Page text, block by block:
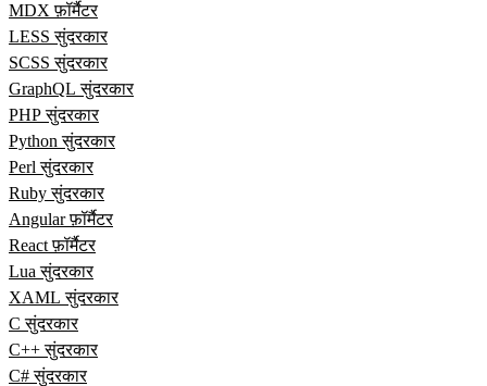
MDX फ़ॉर्मैटर
LESS सुंदरकार
SCSS सुंदरकार
GraphQL सुंदरकार
PHP सुंदरकार
Python सुंदरकार
Perl सुंदरकार
Ruby सुंदरकार
Angular फ़ॉर्मैटर
React फ़ॉर्मैटर
Lua सुंदरकार
XAML सुंदरकार
C सुंदरकार
C++ सुंदरकार
C# सुंदरकार